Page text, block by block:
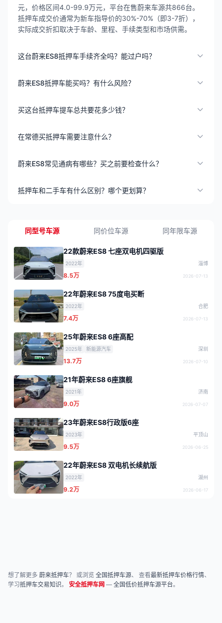
元，价格区间4.0-99.9万元，平台在售蔚来车源共866台。
抵押车成交价通常为新车指导价的30%-70%（即3-7折），
实际成交折扣取决于车龄、里程、手续类型和市场供需。
这台蔚来ES8抵押车手续齐全吗？能过户吗？
蔚来ES8抵押车能买吗？有什么风险？
买这台抵押车提车总共要花多少钱？
在常德买抵押车需要注意什么？
蔚来ES8常见通病有哪些？买之前要检查什么？
抵押车和二手车有什么区别？哪个更划算？
同型号车源 同价位车源 同年限车源
22款蔚来ES8 七座双电机四驱版
2022年 淄博
8.5万 2026-07-13
22年蔚来ES8 75度电买断
2022年 合肥
7.4万 2026-07-13
25年蔚来ES8 6座高配
2025年 新能源汽车 深圳
13.7万 2026-07-10
21年蔚来ES8 6座旗舰
2021年 济南
9.0万 2026-07-07
23年蔚来ES8行政版6座
2023年 平顶山
9.5万 2026-06-25
22年蔚来ES8 双电机长续航版
2022年 湖州
9.2万 2026-06-17
想了解更多 蔚来抵押车？ 或浏览 全国抵押车源、 查看最新抵押车价格行情、
学习抵押车交易知识。 安全抵押车网 — 全国低价抵押车源平台。